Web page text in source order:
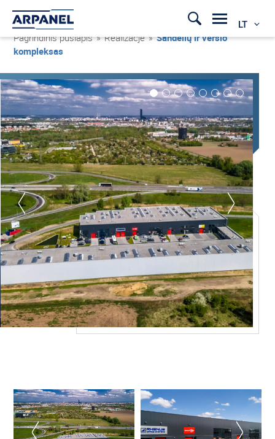
LT
Pagrindinis puslapis » Realizacje »Sandėlių ir verslo
kompleksas